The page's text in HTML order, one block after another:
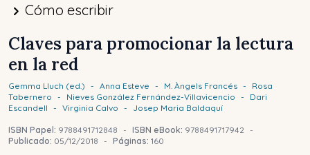
Cómo escribir
Claves para promocionar la lectura
en la red
Gemma Lluch (ed.) - Anna Esteve - M. Àngels Francés -
Rosa
Tabernero - Nieves González Fernández-Villavicencio -
Dari
Escandell - Virginia Calvo - Josep Maria Baldaquí
ISBN Papel: 9788491712848 - ISBN eBook: 9788491717942
-
Publicado: 05/12/2018 - Páginas: 160